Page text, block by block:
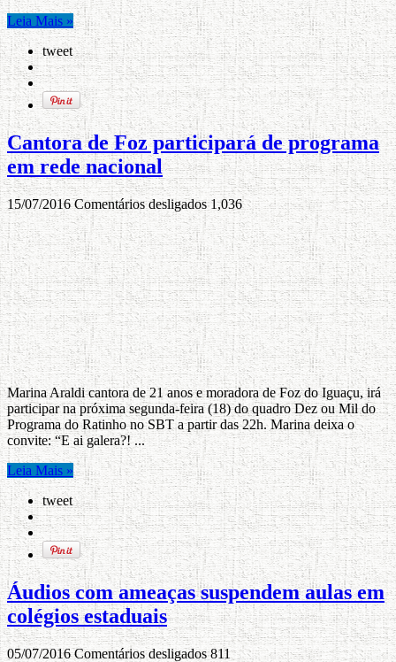
Leia Mais »
tweet
Cantora de Foz participará de programa
em rede nacional
15/07/2016 Comentários desligados 1,036
Marina Araldi cantora de 21 anos e moradora de Foz do Iguaçu, irá
participar na próxima segunda-feira (18) do quadro Dez ou Mil do
Programa do Ratinho no SBT a partir das 22h. Marina deixa o
convite: “E ai galera?! ...
Leia Mais »
tweet
Áudios com ameaças suspendem aulas em
colégios estaduais
05/07/2016 Comentários desligados 811